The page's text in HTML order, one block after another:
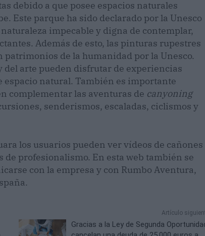
debido a que posee espacios naturales
Este parque ha sido declarado por la Unesco
impecable y digna de contemplar,
Además de esto, las pinturas rupestres
de la humanidad por la Unesco.
del arte pueden disfrutar de experiencias
natural. También es importante
complementar las aventuras de canyoning
senderismos, escaladas, ciclismos y
los usuarios pueden ver vídeos de cañones
profesionalismo. En esta web también se
con la empresa y con Rumbo Aventura,
Artículo
Gracias a la Ley de Segunda